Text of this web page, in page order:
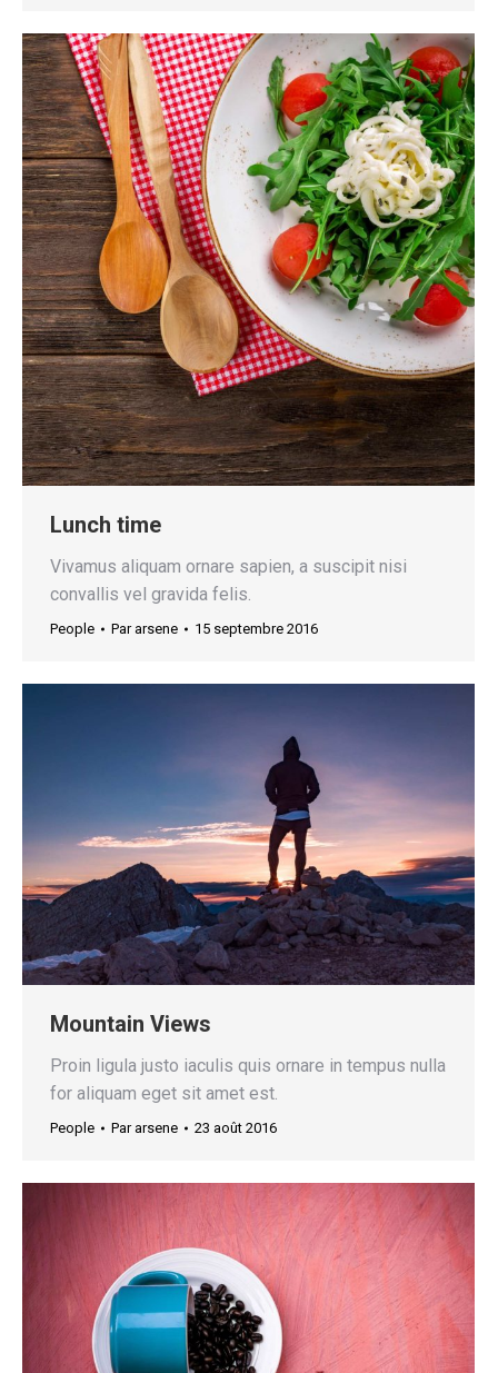
Lunch time
Vivamus aliquam ornare sapien, a suscipit nisi
convallis vel gravida felis.
People Pararsene 15 septembre 2016
Mountain Views
Proin ligula justo iaculis quis ornare in tempus nulla
for aliquam eget sit amet est.
People Pararsene 23 août 2016